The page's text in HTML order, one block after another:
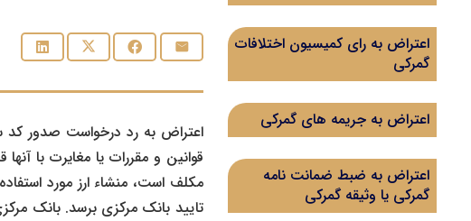
اعتراض به رای کمیسیون اختلافات
گمرکی
اعتراض به جریمه های گمرکی
اعتراض به ضبط ضمانت نامه
گمرکی یا وثیقه گمرکی
قوانین و مقررات یا مغایرت با
مکلف است، منشاء ارز مورد
تایید بانک مرکزی برسد. بانک